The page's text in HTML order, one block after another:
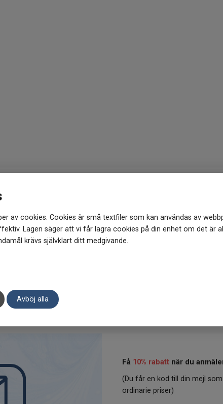
av cookies. Cookies är små textfiler som kan användas av
Lagen säger att vi får lagra cookies på din enhet om det är
krävs självklart ditt medgivande.
Avböj alla
oss!
av varumärken.
som möjligt mot både
från både
Vi kan förstå att det blir
bäst? Det korta svaret är att alla
Jakobs Apotek har. Fortfarande
Få 10% rabatt när du
(Du får en kod till din mejl
ordinarie priser)